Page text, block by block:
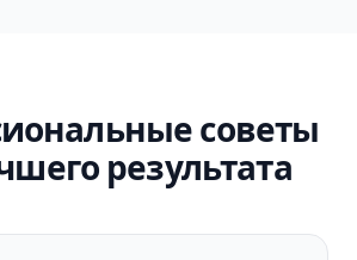
советы
результата